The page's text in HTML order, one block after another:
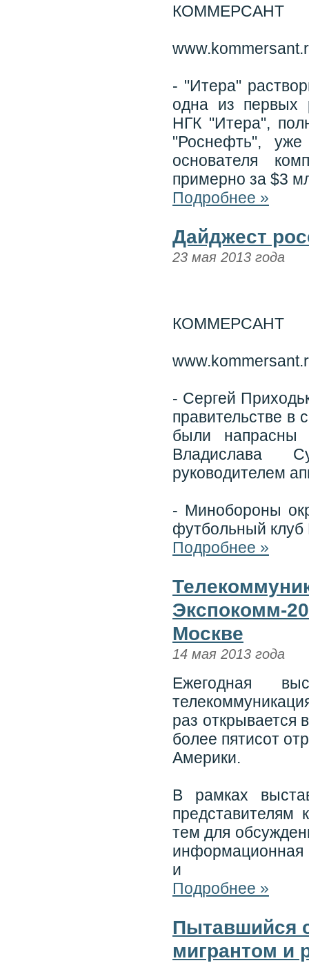
КОММЕРСАНТ
- "Итера"
одна из первых
НГК "Итера",
"Роснефть",
основателя
примерно за $3
Подробнее »
Дайджест
23 мая 2013 года
КОММЕРСАНТ
- Сергей
правительстве в
были напрасны
Владислава
руководителем
- Минобороны
футбольный
Подробнее »
Экспокомм-
Москве
14 мая 2013 года
Ежегодная
раз открывается
более пятисот
Америки.
В рамках
представителям
тем для
информационная
и
Подробнее »
Пытавшийся
мигрантом и